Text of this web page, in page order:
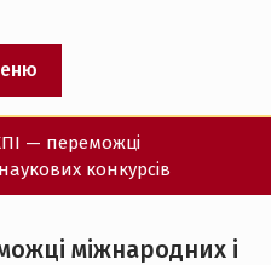
— переможці
конкурсів
міжнародних і